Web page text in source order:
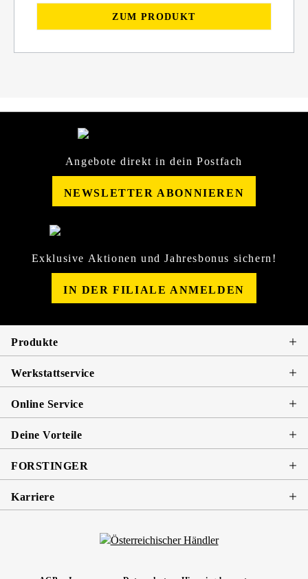
ZUM PRODUKT
Angebote direkt in dein Postfach
NEWSLETTER ABONNIEREN
Exklusive Aktionen und Jahresbonus sichern!
IN DER FILIALE ANMELDEN
Produkte
Werkstattservice
Online Service
Deine Vorteile
FORSTINGER
Karriere